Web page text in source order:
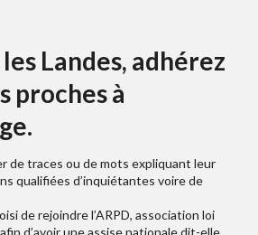
Landes, adhérez
proches à
de traces ou de mots expliquant leur
qualifiées d’inquiétantes voire de
de rejoindre l’ARPD, association loi
d’avoir une assise nationale dit-elle.